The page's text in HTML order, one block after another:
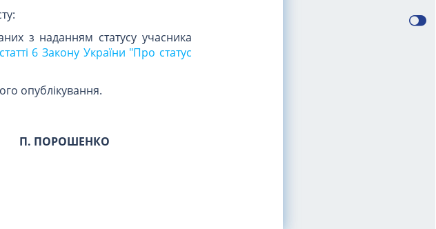
з наданням статусу учасника
6 Закону України "Про статус
опублікування.
П. ПОРОШЕНКО